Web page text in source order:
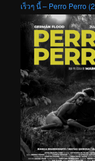
เร็วๆ นี้ – Perro Perro